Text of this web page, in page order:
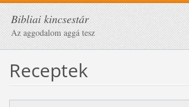
Bibliai kincsestár
Az aggodalom aggá tesz
Receptek